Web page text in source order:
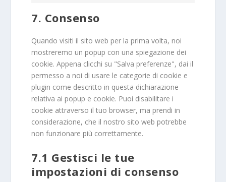
7. Consenso
Quando visiti il sito web per la prima volta, noi
mostreremo un popup con una spiegazione dei
cookie. Appena clicchi su "Salva preferenze", dai il
permesso a noi di usare le categorie di cookie e
plugin come descritto in questa dichiarazione
relativa ai popup e cookie. Puoi disabilitare i
cookie attraverso il tuo browser, ma prendi in
considerazione, che il nostro sito web potrebbe
non funzionare più correttamente.
7.1 Gestisci le tue
impostazioni di consenso